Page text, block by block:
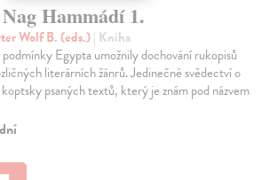
Hammádí 1.
Wolf B. (eds.)| Kniha
Egypta umožnily dochování rukopisů
literárních žánrů. Jedinečné svědectví o
psaných textů, který je znám pod názvem